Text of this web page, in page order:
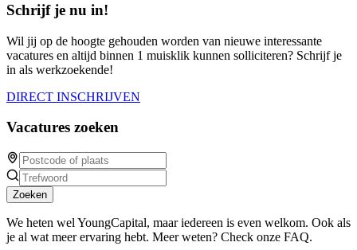
Schrijf je nu in!
Wil jij op de hoogte gehouden worden van nieuwe interessante
vacatures en altijd binnen 1 muisklik kunnen solliciteren? Schrijf je
in als werkzoekende!
DIRECT INSCHRIJVEN
Vacatures zoeken
Zoeken
We heten wel YoungCapital, maar iedereen is even welkom. Ook als
je al wat meer ervaring hebt. Meer weten? Check onze FAQ.